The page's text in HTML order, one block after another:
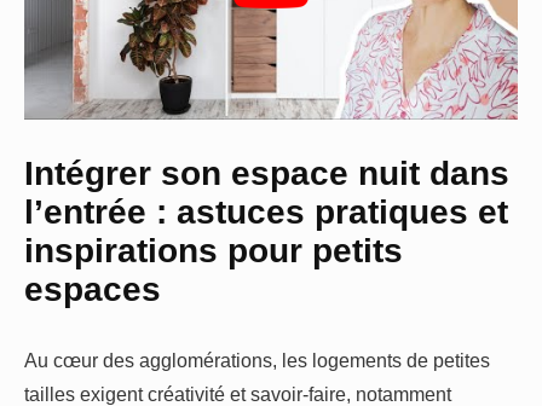
Intégrer son espace nuit dans
l’entrée : astuces pratiques et
inspirations pour petits
espaces
Au cœur des agglomérations, les logements de petites
tailles exigent créativité et savoir-faire, notamment